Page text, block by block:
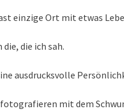
einzige Ort mit etwas
die ich sah.
ausdrucksvolle
mit dem